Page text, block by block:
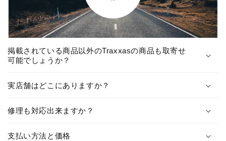
掲載されている商品以外のTraxxasの商品も取寄せ
可能でしょうか？
実店舗はどこにありますか？
修理も対応出来ますか？
支払い方法と価格